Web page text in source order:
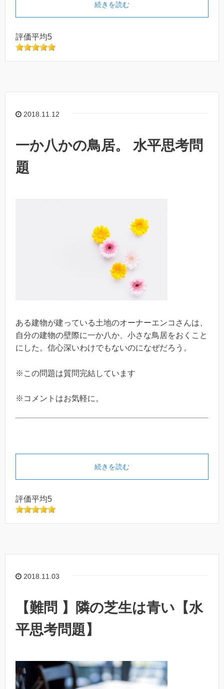
続きを読む
評価平均5
2018.11.12
一か八かの鳥居。 水平思考問
題
ある建物が建っている土地のオーナーエンコさんは、
自分の建物の壁際に一か八か、小さな鳥居をおくこと
にした。信心深いわけでもないのになぜだろう。
※この問題は質問完結しています
※コメントはお気軽に。
続きを読む
評価平均5
2018.11.03
【難問 】隣の芝生は青い【水
平思考問題】